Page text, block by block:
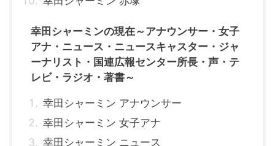
幸田シャーミンの現在～アナウンサー・女子
アナ・ニュース・ニュースキャスター・ジャ
ーナリスト・国連広報センター所長・声・テ
レビ・ラジオ・著書～
幸田シャーミン アナウンサー
幸田シャーミン 女子アナ
幸田シャーミン ニュース